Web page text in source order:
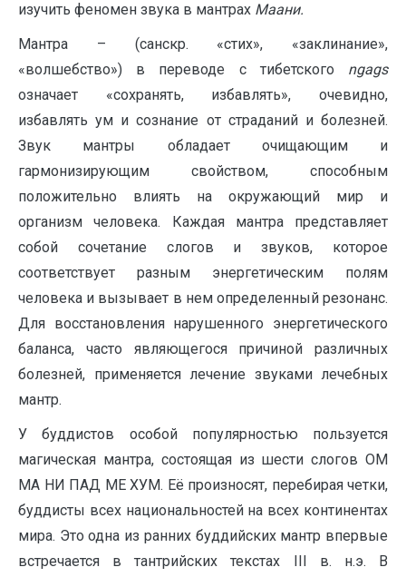
изучить феномен звука в мантрах Маани.
Мантра – (санскр. «стих», «заклинание»,
«волшебство») в переводе с тибетского ngags
означает «сохранять, избавлять», очевидно,
избавлять ум и сознание от страданий и болезней.
Звук мантры обладает очищающим и
гармонизирующим свойством, способным
положительно влиять на окружающий мир и
организм человека. Каждая мантра представляет
собой сочетание слогов и звуков, которое
соответствует разным энергетическим полям
человека и вызывает в нем определенный резонанс.
Для восстановления нарушенного энергетического
баланса, часто являющегося причиной различных
болезней, применяется лечение звуками лечебных
мантр.
У буддистов особой популярностью пользуется
магическая мантра, состоящая из шести слогов ОМ
МА НИ ПАД МЕ ХУМ. Её произносят, перебирая четки,
буддисты всех национальностей на всех континентах
мира. Это одна из ранних буддийских мантр впервые
встречается в тантрийских текстах III в. н.э. В